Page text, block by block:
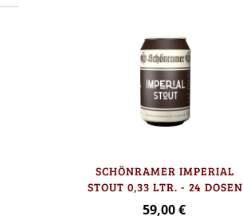
SCHÖNRAMER IMPERIAL
STOUT 0,33 LTR. - 24 DOSEN
59,00 €